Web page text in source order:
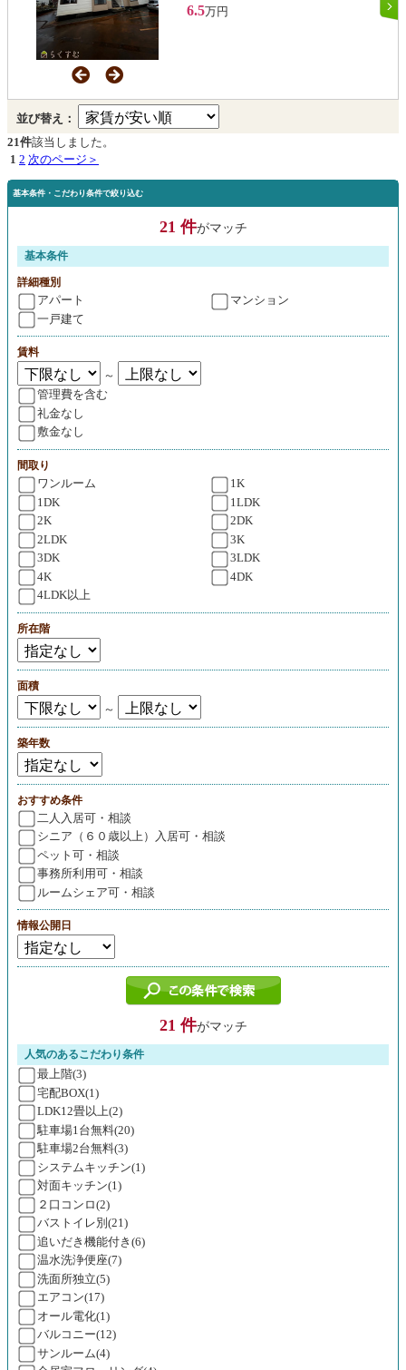
6.5万円
並び替え：
21件該当しました。
1 2 次のページ＞
基本条件・こだわり条件で絞り込む
21 件がマッチ
基本条件
詳細種別
アパート
マンション
一戸建て
賃料
～
管理費を含む
礼金なし
敷金なし
間取り
ワンルーム
1K
1DK
1LDK
2K
2DK
2LDK
3K
3DK
3LDK
4K
4DK
4LDK以上
所在階
面積
～
築年数
おすすめ条件
二人入居可・相談
シニア（６０歳以上）入居可・相談
ペット可・相談
事務所利用可・相談
ルームシェア可・相談
情報公開日
21 件がマッチ
人気のあるこだわり条件
最上階(3)
宅配BOX(1)
LDK12畳以上(2)
駐車場1台無料(20)
駐車場2台無料(3)
システムキッチン(1)
対面キッチン(1)
２口コンロ(2)
バストイレ別(21)
追いだき機能付き(6)
温水洗浄便座(7)
洗面所独立(5)
エアコン(17)
オール電化(1)
バルコニー(12)
サンルーム(4)